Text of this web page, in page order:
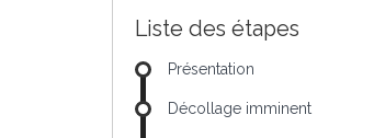
Liste des étapes
Présentation
Décollage imminent